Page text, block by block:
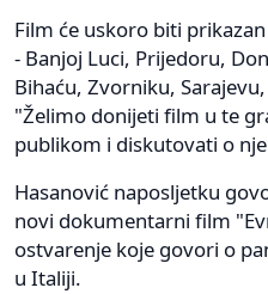
Film će uskoro biti
- Banjoj Luci, Prijedoru,
Bihaću, Zvorniku,
"Želimo donijeti film u te
publikom i diskutovati o
Hasanović naposljetku
novi dokumentarni film
ostvarenje koje govori o
u Italiji.